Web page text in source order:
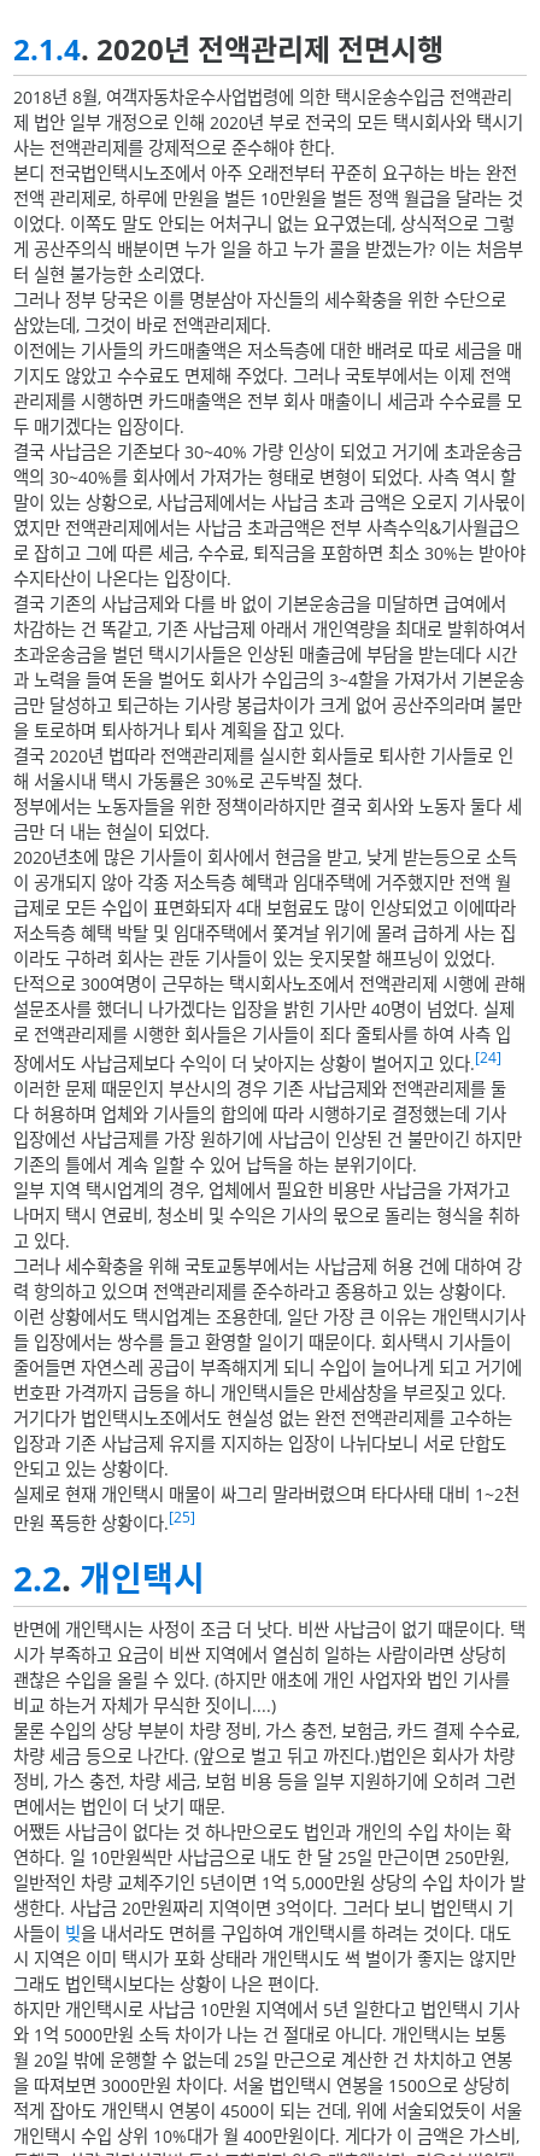
2.1.4. 2020년 전액관리제 전면시행
2018년 8월, 여객자동차운수사업법령에 의한 택시운송수입금 전액관리
제 법안 일부 개정으로 인해 2020년 부로 전국의 모든 택시회사와 택시기
사는 전액관리제를 강제적으로 준수해야 한다.
본디 전국법인택시노조에서 아주 오래전부터 꾸준히 요구하는 바는 완전
전액 관리제로, 하루에 만원을 벌든 10만원을 벌든 정액 월급을 달라는 것
이었다. 이쪽도 말도 안되는 어처구니 없는 요구였는데, 상식적으로 그렇
게 공산주의식 배분이면 누가 일을 하고 누가 콜을 받겠는가? 이는 처음부
터 실현 불가능한 소리였다.
그러나 정부 당국은 이를 명분삼아 자신들의 세수확충을 위한 수단으로
삼았는데, 그것이 바로 전액관리제다.
이전에는 기사들의 카드매출액은 저소득층에 대한 배려로 따로 세금을 매
기지도 않았고 수수료도 면제해 주었다. 그러나 국토부에서는 이제 전액
관리제를 시행하면 카드매출액은 전부 회사 매출이니 세금과 수수료를 모
두 매기겠다는 입장이다.
결국 사납금은 기존보다 30~40% 가량 인상이 되었고 거기에 초과운송금
액의 30~40%를 회사에서 가져가는 형태로 변형이 되었다. 사측 역시 할
말이 있는 상황으로, 사납금제에서는 사납금 초과 금액은 오로지 기사몫이
였지만 전액관리제에서는 사납금 초과금액은 전부 사측수익&기사월급으
로 잡히고 그에 따른 세금, 수수료, 퇴직금을 포함하면 최소 30%는 받아야
수지타산이 나온다는 입장이다.
결국 기존의 사납금제와 다를 바 없이 기본운송금을 미달하면 급여에서
차감하는 건 똑같고, 기존 사납금제 아래서 개인역량을 최대로 발휘하여서
초과운송금을 벌던 택시기사들은 인상된 매출금에 부담을 받는데다 시간
과 노력을 들여 돈을 벌어도 회사가 수입금의 3~4할을 가져가서 기본운송
금만 달성하고 퇴근하는 기사랑 봉급차이가 크게 없어 공산주의라며 불만
을 토로하며 퇴사하거나 퇴사 계획을 잡고 있다.
결국 2020년 법따라 전액관리제를 실시한 회사들로 퇴사한 기사들로 인
해 서울시내 택시 가동률은 30%로 곤두박질 쳤다.
정부에서는 노동자들을 위한 정책이라하지만 결국 회사와 노동자 둘다 세
금만 더 내는 현실이 되었다.
2020년초에 많은 기사들이 회사에서 현금을 받고, 낮게 받는등으로 소득
이 공개되지 않아 각종 저소득층 혜택과 임대주택에 거주했지만 전액 월
급제로 모든 수입이 표면화되자 4대 보험료도 많이 인상되었고 이에따라
저소득층 혜택 박탈 및 임대주택에서 쫓겨날 위기에 몰려 급하게 사는 집
이라도 구하려 회사는 관둔 기사들이 있는 웃지못할 해프닝이 있었다.
단적으로 300여명이 근무하는 택시회사노조에서 전액관리제 시행에 관해
설문조사를 했더니 나가겠다는 입장을 밝힌 기사만 40명이 넘었다. 실제
로 전액관리제를 시행한 회사들은 기사들이 죄다 줄퇴사를 하여 사측 입
장에서도 사납금제보다 수익이 더 낮아지는 상황이 벌어지고 있다.[24]
이러한 문제 때문인지 부산시의 경우 기존 사납금제와 전액관리제를 둘
다 허용하며 업체와 기사들의 합의에 따라 시행하기로 결정했는데 기사
입장에선 사납금제를 가장 원하기에 사납금이 인상된 건 불만이긴 하지만
기존의 틀에서 계속 일할 수 있어 납득을 하는 분위기이다.
일부 지역 택시업계의 경우, 업체에서 필요한 비용만 사납금을 가져가고
나머지 택시 연료비, 청소비 및 수익은 기사의 몫으로 돌리는 형식을 취하
고 있다.
그러나 세수확충을 위해 국토교통부에서는 사납금제 허용 건에 대하여 강
력 항의하고 있으며 전액관리제를 준수하라고 종용하고 있는 상황이다.
이런 상황에서도 택시업계는 조용한데, 일단 가장 큰 이유는 개인택시기사
들 입장에서는 쌍수를 들고 환영할 일이기 때문이다. 회사택시 기사들이
줄어들면 자연스레 공급이 부족해지게 되니 수입이 늘어나게 되고 거기에
번호판 가격까지 급등을 하니 개인택시들은 만세삼창을 부르짖고 있다.
거기다가 법인택시노조에서도 현실성 없는 완전 전액관리제를 고수하는
입장과 기존 사납금제 유지를 지지하는 입장이 나뉘다보니 서로 단합도
안되고 있는 상황이다.
실제로 현재 개인택시 매물이 싸그리 말라버렸으며 타다사태 대비 1~2천
만원 폭등한 상황이다.[25]
2.2. 개인택시
반면에 개인택시는 사정이 조금 더 낫다. 비싼 사납금이 없기 때문이다. 택
시가 부족하고 요금이 비싼 지역에서 열심히 일하는 사람이라면 상당히
괜찮은 수입을 올릴 수 있다. (하지만 애초에 개인 사업자와 법인 기사를
비교 하는거 자체가 무식한 짓이니....)
물론 수입의 상당 부분이 차량 정비, 가스 충전, 보험금, 카드 결제 수수료,
차량 세금 등으로 나간다. (앞으로 벌고 뒤고 까진다.)법인은 회사가 차량
정비, 가스 충전, 차량 세금, 보험 비용 등을 일부 지원하기에 오히려 그런
면에서는 법인이 더 낫기 때문.
어쨌든 사납금이 없다는 것 하나만으로도 법인과 개인의 수입 차이는 확
연하다. 일 10만원씩만 사납금으로 내도 한 달 25일 만근이면 250만원,
일반적인 차량 교체주기인 5년이면 1억 5,000만원 상당의 수입 차이가 발
생한다. 사납금 20만원짜리 지역이면 3억이다. 그러다 보니 법인택시 기
사들이 빚을 내서라도 면허를 구입하여 개인택시를 하려는 것이다. 대도
시 지역은 이미 택시가 포화 상태라 개인택시도 썩 벌이가 좋지는 않지만
그래도 법인택시보다는 상황이 나은 편이다.
하지만 개인택시로 사납금 10만원 지역에서 5년 일한다고 법인택시 기사
와 1억 5000만원 소득 차이가 나는 건 절대로 아니다. 개인택시는 보통
월 20일 밖에 운행할 수 없는데 25일 만근으로 계산한 건 차치하고 연봉
을 따져보면 3000만원 차이다. 서울 법인택시 연봉을 1500으로 상당히
적게 잡아도 개인택시 연봉이 4500이 되는 건데, 위에 서술되었듯이 서울
개인택시 수입 상위 10%대가 월 400만원이다. 게다가 이 금액은 가스비,